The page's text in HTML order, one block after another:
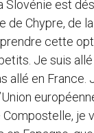
Slovénie est
de Chypre, de
cette
Je suis
allé en France.
je